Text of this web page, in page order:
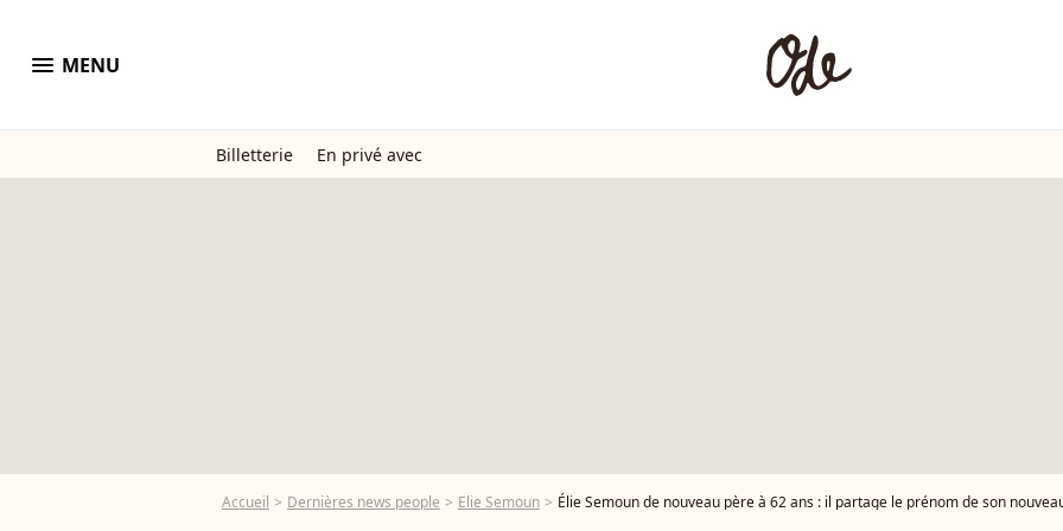
menu MENU
Billetterie En privé avec
Accueil Dernières news people Elie Semoun Élie Semoun de nouveau père à 62 ans : il partage le prénom de son